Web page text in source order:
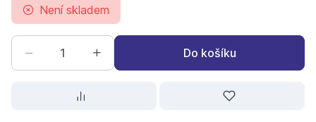
Není skladem
Do košíku